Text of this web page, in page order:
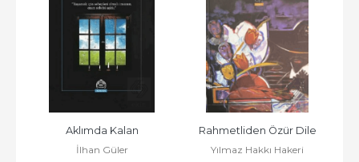
Aklımda Kalan
İlhan Güler
Rahmetliden Özür Dile
Yılmaz Hakkı Hakeri